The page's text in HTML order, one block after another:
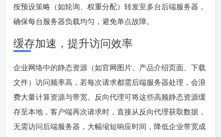
按预设策略（如轮询、权重分配）转发至多台后端服务器，
确保每台服务器负载均匀，避免单点故障。
缓存加速，提升访问效率
企业网络中的静态资源（如官网图片、产品介绍页面、下载
文件）访问频率高，若每次请求都需后端服务器处理，会浪
费大量计算资源与带宽。反向代理可将这些高频静态资源缓
存至本地，客户端再次请求时，直接从反向代理获取数据，
无需访问后端服务器，大幅缩短响应时间，降低企业带宽成